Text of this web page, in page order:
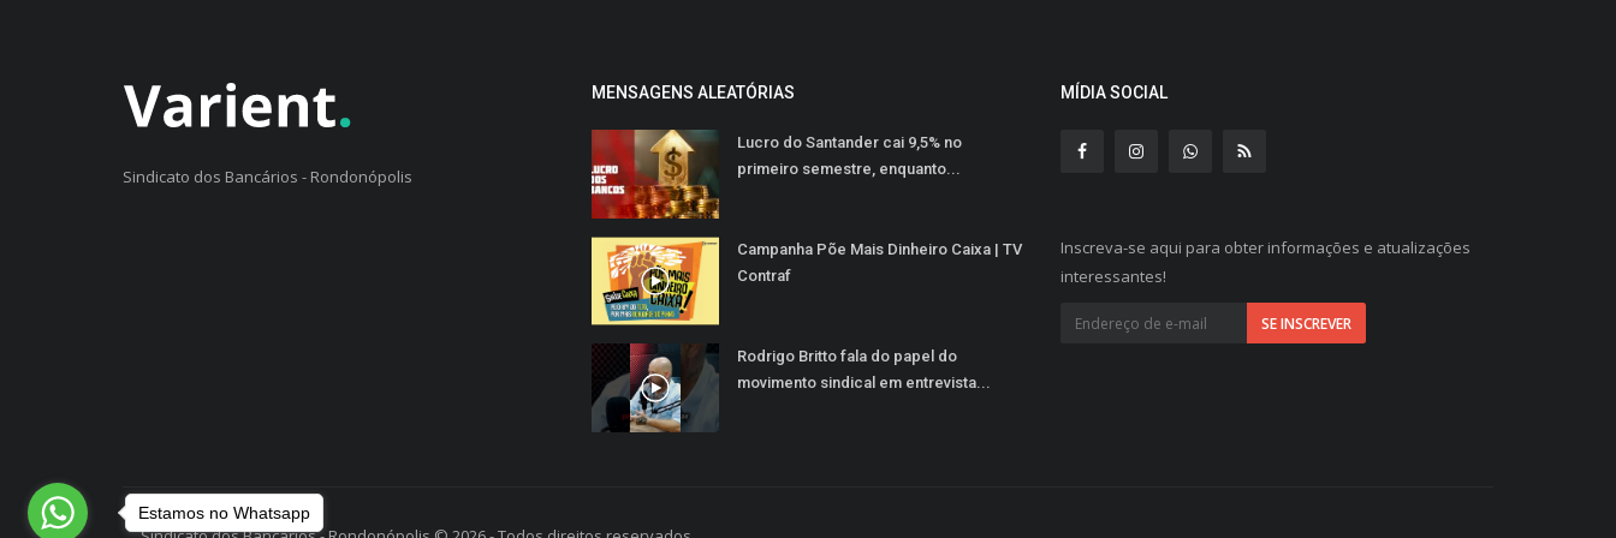
Sindicato dos Bancários - Rondonópolis
MENSAGENS ALEATÓRIAS
Lucro do Santander cai 9,5% no
primeiro semestre, enquanto...
Campanha Põe Mais Dinheiro Caixa | TV
Contraf
Rodrigo Britto fala do papel do
movimento sindical em entrevista...
MÍDIA SOCIAL
Inscreva-se aqui para obter informações e atualizações
interessantes!
Estamos no Whatsapp